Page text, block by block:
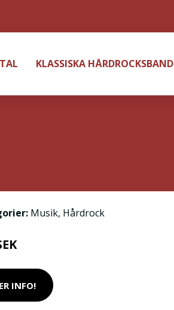
KLASSISKA HÅRDROCKSBAND
Musik, Hårdrock
INFO!